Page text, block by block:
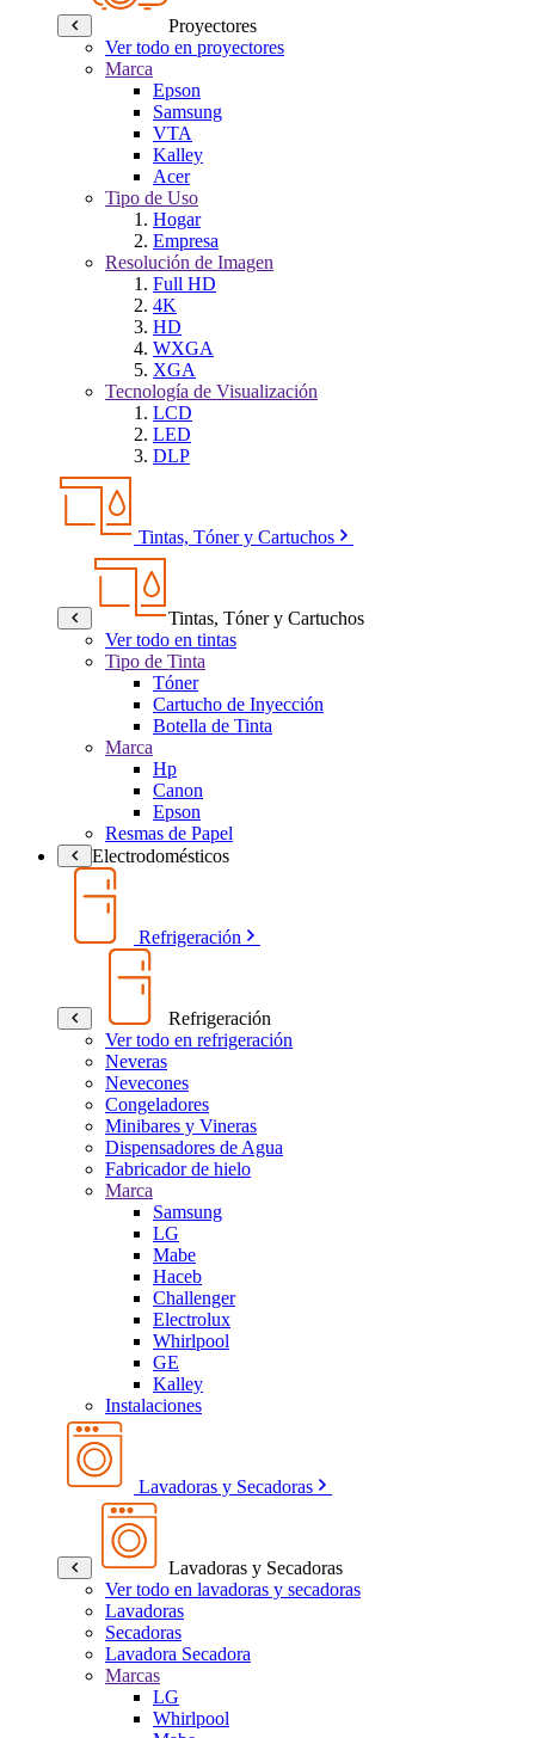
Proyectores
Ver todo en proyectores
Marca
Epson
Samsung
VTA
Kalley
Acer
Tipo de Uso
Hogar
Empresa
Resolución de Imagen
Full HD
4K
HD
WXGA
XGA
Tecnología de Visualización
LCD
LED
DLP
Tintas, Tóner y Cartuchos
Tintas, Tóner y Cartuchos
Ver todo en tintas
Tipo de Tinta
Tóner
Cartucho de Inyección
Botella de Tinta
Marca
Hp
Canon
Epson
Resmas de Papel
Electrodomésticos
Refrigeración
Refrigeración
Ver todo en refrigeración
Neveras
Nevecones
Congeladores
Minibares y Vineras
Dispensadores de Agua
Fabricador de hielo
Marca
Samsung
LG
Mabe
Haceb
Challenger
Electrolux
Whirlpool
GE
Kalley
Instalaciones
Lavadoras y Secadoras
Lavadoras y Secadoras
Ver todo en lavadoras y secadoras
Lavadoras
Secadoras
Lavadora Secadora
Marcas
LG
Whirlpool